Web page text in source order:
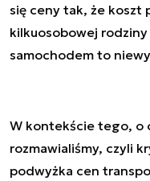
się ceny tak, że koszt
kilkuosobowej
samochodem to
W kontekście tego, o
rozmawialiśmy, czyli
podwyżka cen